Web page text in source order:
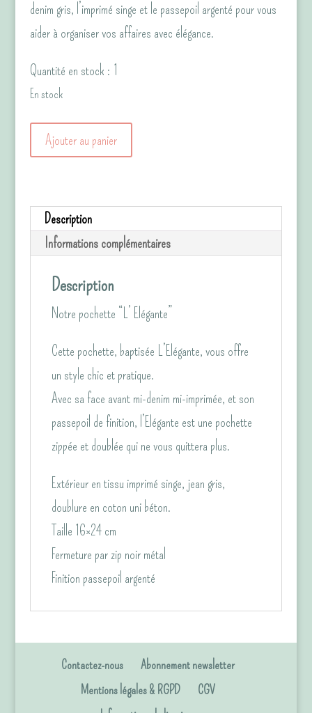
denim gris, l’imprimé singe et le passepoil argenté pour vous
aider à organiser vos affaires avec élégance.
Quantité en stock : 1
En stock
quantité
de
pochette
"Elégante"
Singe/Jean
Ajouter au panier
Description
Informations complémentaires
Description
Notre pochette “L’ Elégante”
Cette pochette, baptisée L’Elégante, vous offre
un style chic et pratique.
Avec sa face avant mi-denim mi-imprimée, et son
passepoil de finition, l’Elégante est une pochette
zippée et doublée qui ne vous quittera plus.
Extérieur en tissu imprimé singe, jean gris,
doublure en coton uni béton.
Taille 16×24 cm
Fermeture par zip noir métal
Finition passepoil argenté
Contactez-nous
Abonnement newsletter
Mentions légales & RGPD
CGV